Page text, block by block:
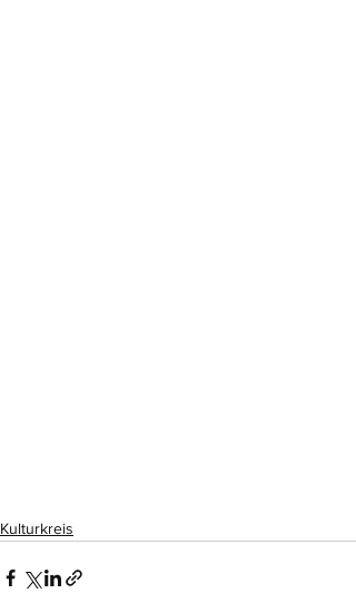
Kulturkreis